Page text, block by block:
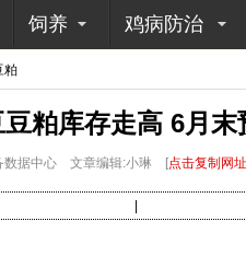
饲养 鸡病防治
粕
豆粕库存走高 6月
数据中心 文章编辑:小琳 [点击复制网址